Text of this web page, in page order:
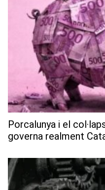
Porcalunya i el
governa realment